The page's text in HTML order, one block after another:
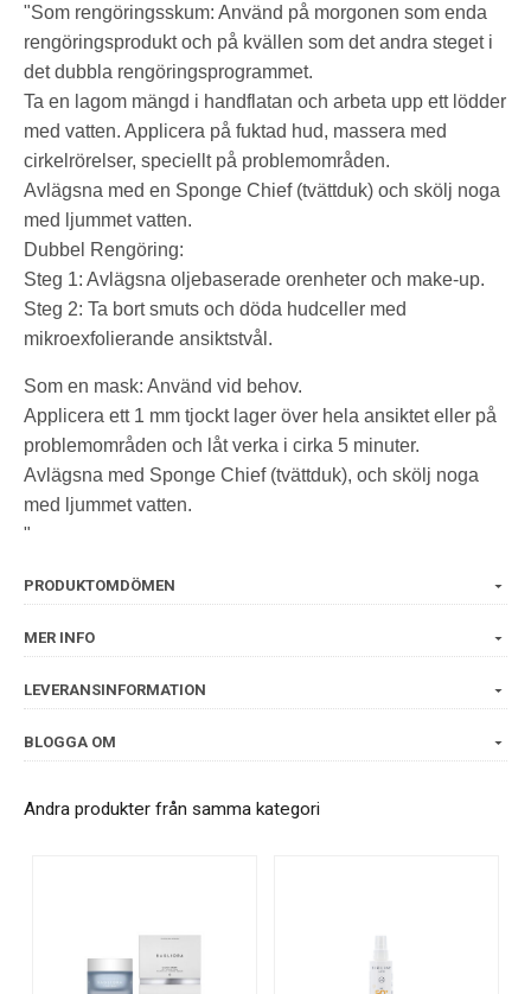
"Som rengöringsskum: Använd på morgonen som enda
rengöringsprodukt och på kvällen som det andra steget i
det dubbla rengöringsprogrammet.
Ta en lagom mängd i handflatan och arbeta upp ett lödder
med vatten. Applicera på fuktad hud, massera med
cirkelrörelser, speciellt på problemområden.
Avlägsna med en Sponge Chief (tvättduk) och skölj noga
med ljummet vatten.
Dubbel Rengöring:
Steg 1: Avlägsna oljebaserade orenheter och make-up.
Steg 2: Ta bort smuts och döda hudceller med
mikroexfolierande ansiktstvål.
Som en mask: Använd vid behov.
Applicera ett 1 mm tjockt lager över hela ansiktet eller på
problemområden och låt verka i cirka 5 minuter.
Avlägsna med Sponge Chief (tvättduk), och skölj noga
med ljummet vatten.
"
PRODUKTOMDÖMEN
MER INFO
LEVERANSINFORMATION
BLOGGA OM
Andra produkter från samma kategori